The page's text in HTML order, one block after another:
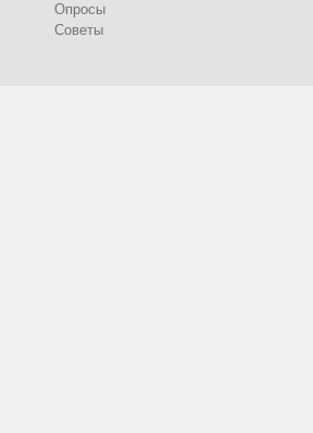
Опросы
Советы